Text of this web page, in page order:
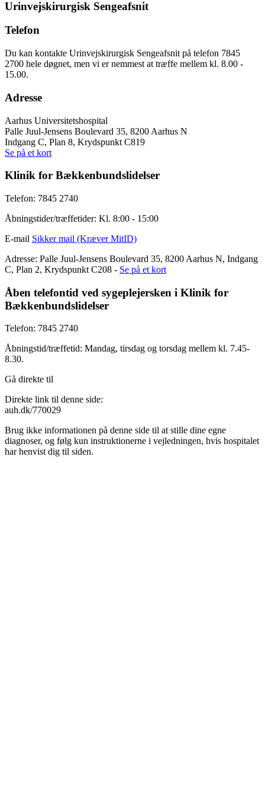
Urinvejskirurgisk Sengeafsnit
Telefon
Du kan kontakte Urinvejskirurgisk Sengeafsnit på telefon 7845
2700 hele døgnet, men vi er nemmest at træffe mellem kl. 8.00 -
15.00.
Adresse
Aarhus Universitetshospital
Palle Juul-Jensens Boulevard 35, 8200 Aarhus N
Indgang C, Plan 8, Krydspunkt C819
Se på et kort
Klinik for Bækkenbundslidelser
Telefon: 7845 2740
Åbningstider/træffetider: Kl. 8:00 - 15:00
E-mail Sikker mail (Kræver MitID)
Adresse: Palle Juul-Jensens Boulevard 35, 8200 Aarhus N, Indgang
C, Plan 2, Krydspunkt C208 - Se på et kort
Åben telefontid ved sygeplejersken i Klinik for
Bækkenbundslidelser
Telefon: 7845 2740
Åbningstid/træffetid: Mandag, tirsdag og torsdag mellem kl. 7.45-
8.30.
Gå direkte til
Direkte link til denne side:
auh.dk/770029
Brug ikke informationen på denne side til at stille dine egne
diagnoser, og følg kun instruktionerne i vejledningen, hvis hospitalet
har henvist dig til siden.